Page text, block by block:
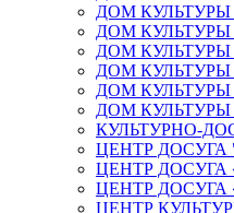
ДОМ
ДОМ КУЛЬТУРЫ
ДОМ
ДОМ КУЛЬТУРЫ
ДОМ
ДОМ КУЛЬТУРЫ
КУЛЬТУРНО-
ЦЕНТР
ЦЕНТР ДОСУГА
ЦЕНТР ДОСУГА
ЦЕНТР